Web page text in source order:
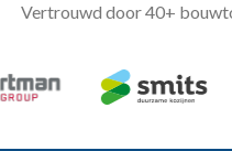
Vertrouwd door 40+